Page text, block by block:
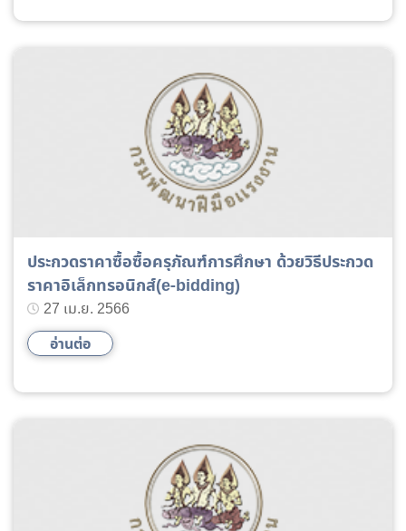
ประกวดราคาซื้อซื้อครุภัณฑ์การศึกษา ด้วยวิธีประกวด
ราคาอิเล็กทรอนิกส์(e-bidding)
27 เม.ย. 2566
อ่านต่อ